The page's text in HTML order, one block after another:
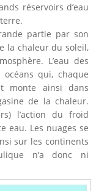
réservoirs d’eau
partie par son
la chaleur du soleil,
L’eau des
qui, chaque
monte ainsi dans
de la chaleur.
l’action du froid
eau. Les nuages se
sur les continents
n’a donc ni